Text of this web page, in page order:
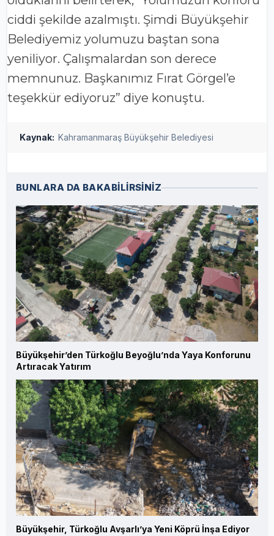
ciddi şekilde azalmıştı. Şimdi Büyükşehir
Belediyemiz yolumuzu baştan sona
yeniliyor. Çalışmalardan son derece
memnunuz. Başkanımız Fırat Görgel’e
teşekkür ediyoruz” diye konuştu.
Kaynak: Kahramanmaraş Büyükşehir Belediyesi
BUNLARA DA BAKABİLİRSİNİZ
Büyükşehir’den Türkoğlu Beyoğlu’nda Yaya Konforunu
Artıracak Yatırım
Büyükşehir, Türkoğlu Avşarlı’ya Yeni Köprü İnşa Ediyor